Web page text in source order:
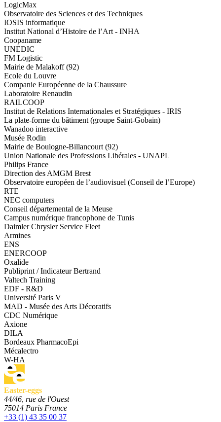
LogicMax
Observatoire des Sciences et des Techniques
IOSIS informatique
Institut National d’Histoire de l’Art - INHA
Coopaname
UNEDIC
FM Logistic
Mairie de Malakoff (92)
Ecole du Louvre
Companie Européenne de la Chaussure
Laboratoire Renaudin
RAILCOOP
Institut de Relations Internationales et Stratégiques - IRIS
La plate-forme du bâtiment (groupe Saint-Gobain)
Wanadoo interactive
Musée Rodin
Mairie de Boulogne-Billancourt (92)
Union Nationale des Professions Libérales - UNAPL
Philips France
Direction des AMGM Brest
Observatoire européen de l’audiovisuel (Conseil de l’Europe)
RTE
NEC computers
Conseil départemental de la Meuse
Campus numérique francophone de Tunis
Daimler Chrysler Service Fleet
Armines
ENS
ENERCOOP
Oxalide
Publiprint / Indicateur Bertrand
Valtech Training
EDF - R&D
Université Paris V
MAD - Musée des Arts Décoratifs
CDC Numérique
Axione
DILA
Bordeaux PharmacoEpi
Mécalectro
W-HA
Easter-eggs
44/46, rue de l'Ouest
75014 Paris France
+33 (1) 43 35 00 37